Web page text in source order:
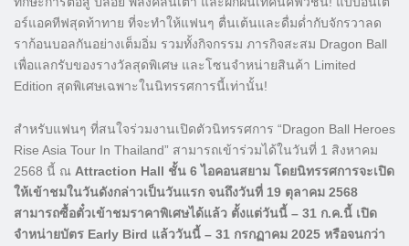
อร์แอคทีฟสุดท้าทาย ที่จะทำให้แฟนๆ ตื่นเต้นและดื่มด่ำกับจักรวาลด
ราก้อนบอลกันอย่างเต็มอิ่ม รวมทั้งกิจกรรม ภารกิจสะสม Dragon Ball
เพื่อแลกรับของรางวัลสุดพิเศษ และโซนจำหน่ายสินค้า Limited
Edition สุดพิเศษเฉพาะในนิทรรศการนี้เท่านั้น!
สำหรับแฟนๆ ที่สนใจร่วมงานเปิดตัวนิทรรศการ “Dragon Ball Heroes
Rise Asia Tour In Thailand” สามารถเข้าร่วมได้ในวันที่ 1 สิงหาคม
2568 นี้ ณ Attraction Hall ชั้น 6 ไอคอนสยาม โดยนิทรรศการจะเปิด
ให้เข้าชมในวันดังกล่าวเป็นวันแรก จนถึงวันที่ 19 ตุลาคม 2568
สามารถซื้อตั๋วเข้าชมราคาพิเศษได้แล้ว ตั้งแต่วันนี้ – 31 ก.ค.นี้ เปิด
จำหน่ายบัตร Early Bird แล้ววันนี้ – 31 กรกฏาคม 2025 หรือจนกว่า